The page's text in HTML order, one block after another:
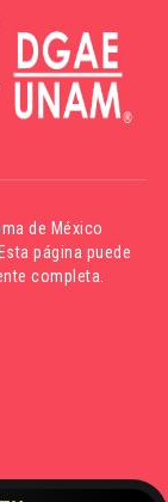
de México
página puede
completa.